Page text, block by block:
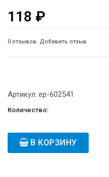
118 ₽
0 отзывов. Добавить отзыв.
Артикул: ep-602541
Количество:
В КОРЗИНУ